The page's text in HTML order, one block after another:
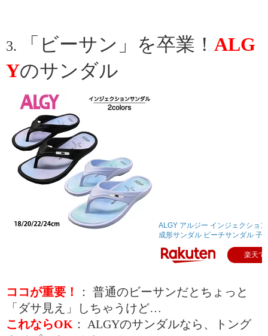
3. 「ビーサン」を卒業！ ALG
Yのサンダル
ALGY アルジー インジェクショ
成形サンダル ビーチサンダル 子
楽天で
ココが重要！
： 普通のビーサンだとちょっと
「ダサ見え」しちゃうけど…
これならOK ： ALGYのサンダルなら、トング